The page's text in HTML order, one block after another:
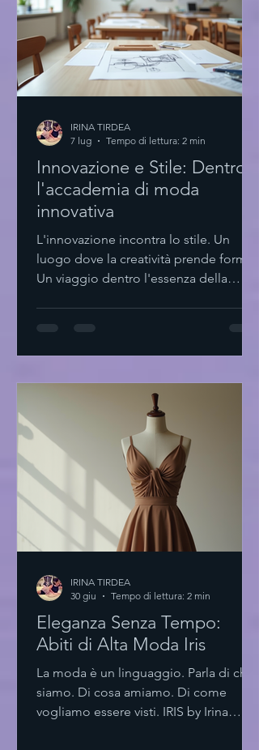
Innovazione e Stile: Dentro
l'accademia di moda
innovativa
L'innovazione incontra lo stile. Un
luogo dove la creatività prende forma.
Un viaggio dentro l'essenza della
L'accademia di moda innovativa: un
innovativa non è solo un luogo. È
un’esperienza. Un laboratorio di idee.
Le aule sono progettate per stimolare l
IRINA TIRDEA
7 lug
Tempo di lettura: 2 min
Eleganza Senza Tempo:
Abiti di Alta Moda Iris
La moda è un linguaggio. Parla di chi
siamo. Di cosa amiamo. Di come
vogliamo essere visti. IRIS by Irina
IRINA TIRDEA
30 giu
Tempo di lettura: 2 min